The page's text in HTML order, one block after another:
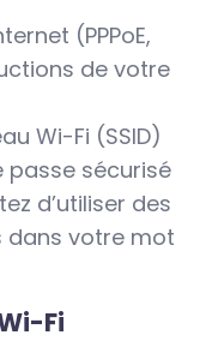
(PPPoE,
de votre
Wi-Fi (SSID)
passe sécurisé
d’utiliser des
dans votre mot
Fi